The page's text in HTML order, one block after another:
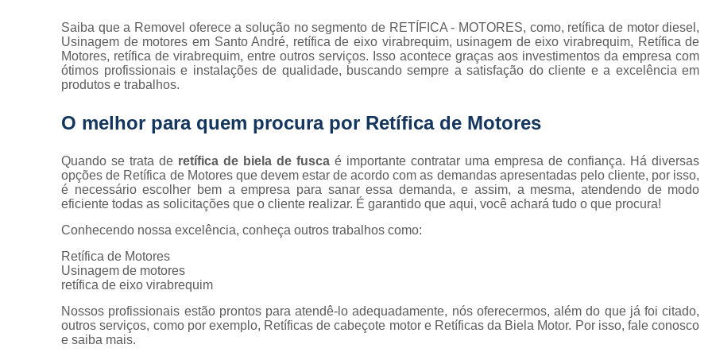
Retífica de Cabeçote Motor para Carro
Retífica de Cabeçote
Retífica de Cabeçote Motor para Carro
Retífica de Virabrequim para Carro
Retífica de Virabrequim para Linha Automática
Usinagem de Motor de Competição
Usinagem de Motor Nacional
Usinagem de
Saiba que a Removel oferece a solução no segmento de RETÍFICA - MOTORES, como, retífica de motor diesel,
Usinagem de motores em Santo André, retífica de eixo virabrequim, usinagem de eixo virabrequim, Retífica de
Motores, retífica de virabrequim, entre outros serviços. Isso acontece graças aos investimentos da empresa com
ótimos profissionais e instalações de qualidade, buscando sempre a satisfação do cliente e a excelência em
produtos e trabalhos.
O melhor para quem procura por Retífica de Motores
Quando se trata de retífica de biela de fusca é importante contratar uma empresa de confiança. Há diversas
opções de Retífica de Motores que devem estar de acordo com as demandas apresentadas pelo cliente, por isso,
é necessário escolher bem a empresa para sanar essa demanda, e assim, a mesma, atendendo de modo
eficiente todas as solicitações que o cliente realizar. É garantido que aqui, você achará tudo o que procura!
Conhecendo nossa excelência, conheça outros trabalhos como:
Retífica de Motores
Usinagem de motores
retífica de eixo virabrequim
Nossos profissionais estão prontos para atendê-lo adequadamente, nós oferecermos, além do que já foi citado,
outros serviços, como por exemplo, Retíficas de cabeçote motor e Retíficas da Biela Motor. Por isso, fale conosco
e saiba mais.